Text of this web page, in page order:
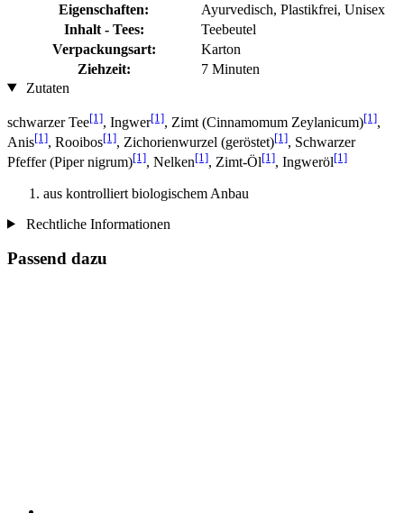
Eigenschaften:
Ayurvedisch, Plastikfrei, Unisex
Inhalt - Tees:
Teebeutel
Verpackungsart:
Karton
Ziehzeit:
7 Minuten
Zutaten
schwarzer Tee[1], Ingwer[1], Zimt (Cinnamomum Zeylanicum)[1],
Anis[1], Rooibos[1], Zichorienwurzel (geröstet)[1], Schwarzer
Pfeffer (Piper nigrum)[1], Nelken[1], Zimt-Öl[1], Ingweröl[1]
aus kontrolliert biologischem Anbau
Rechtliche Informationen
Passend dazu